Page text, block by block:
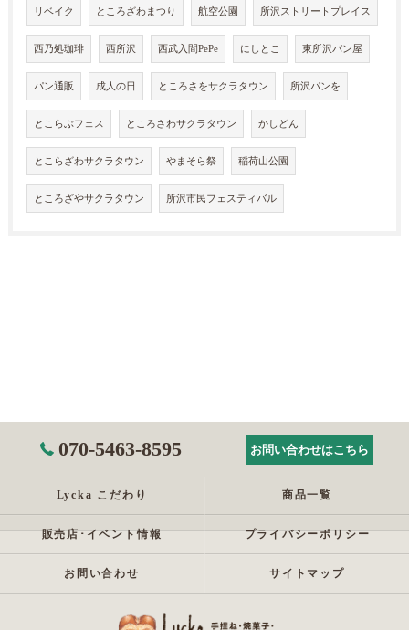
リベイク ところざわまつり 航空公園 所沢ストリートプレイス
西乃処珈琲 西所沢 西武入間PePe にしとこ 東所沢パン屋
パン通販 成人の日 ところさをサクラタウン 所沢パンを
とこらぶフェス ところさわサクラタウン かしどん
とこらざわサクラタウン やまそら祭 稲荷山公園
ところざやサクラタウン 所沢市民フェスティバル
070-5463-8595 お問い合わせはこちら
Lycka こだわり 商品一覧
販売店･イベント情報 プライバシーポリシー
お問い合わせ サイトマップ